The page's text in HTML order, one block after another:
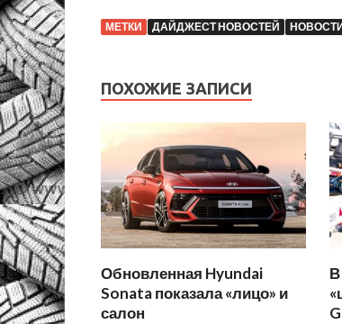
МЕТКИ ДАЙДЖЕСТ НОВОСТЕЙ
ПОХОЖИЕ ЗАПИСИ
Обновленная Hyundai
Sonata показала «лицо» и
салон